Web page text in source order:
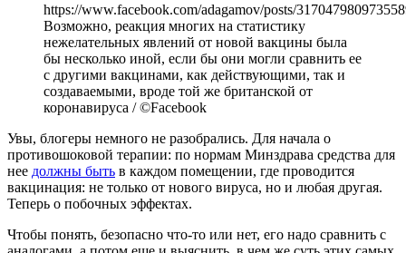
https://www.facebook.com/adagamov/posts/
Возможно, реакция многих на статистику
нежелательных явлений от новой вакцины была
бы несколько иной, если бы они могли сравнить ее
с другими вакцинами, как действующими, так и
создаваемыми, вроде той же британской от
коронавируса / ©Facebook
Увы, блогеры немного не разобрались. Для начала о
противошоковой терапии: по нормам Минздрава средства для
нее должны быть в каждом помещении, где проводится
вакцинация: не только от нового вируса, но и любая другая.
Теперь о побочных эффектах.
Чтобы понять, безопасно что-то или нет, его надо сравнить с